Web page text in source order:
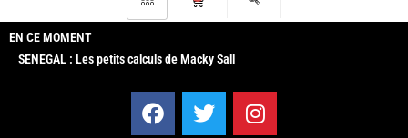
EN CE MOMENT
SENEGAL : Les petits calculs de Macky Sall